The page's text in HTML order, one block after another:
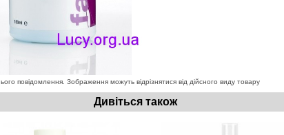
повідомлення. Зображення можуть відрізнятися від дійсного виду товару
Дивіться також